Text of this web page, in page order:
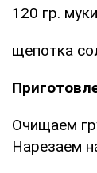
120 гр. муки
щепотка
Очищаем
Нарезаем